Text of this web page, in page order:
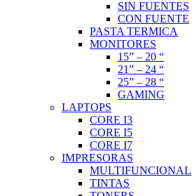
SIN FUENTES
CON FUENTE
PASTA TERMICA
MONITORES
15” – 20 “
21” – 24 “
25” – 28 “
GAMING
LAPTOPS
CORE I3
CORE I5
CORE I7
IMPRESORAS
MULTIFUNCIONAL
TINTAS